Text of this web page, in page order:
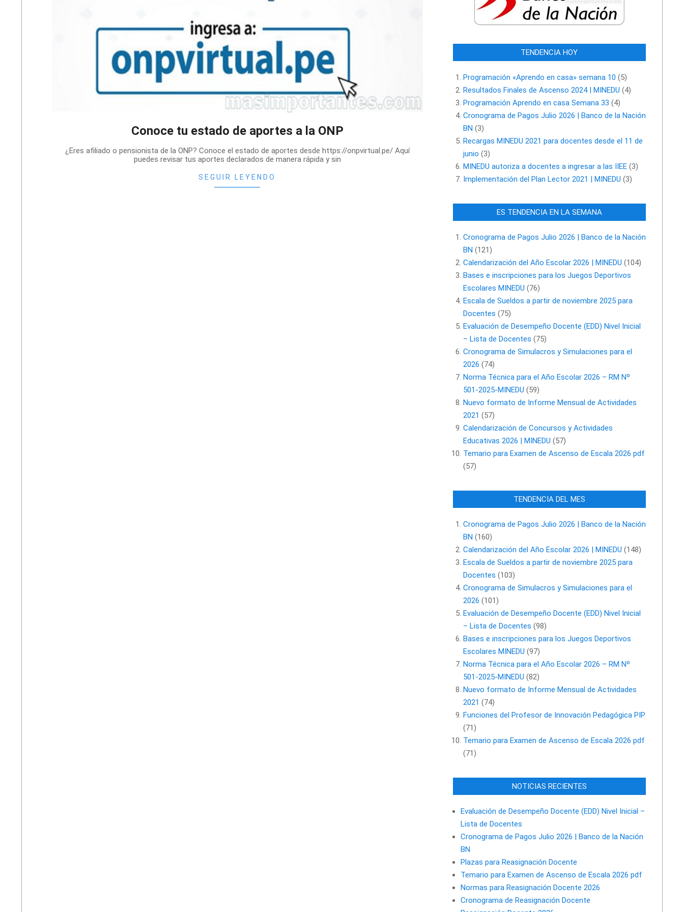
Conoce tu estado de aportes a la ONP
¿Eres afiliado o pensionista de la ONP? Conoce el estado de aportes desde https://onpvirtual.pe/ Aquí
puedes revisar tus aportes declarados de manera rápida y sin
SEGUIR LEYENDO
TENDENCIA HOY
Programación «Aprendo en casa» semana 10 (5)
Resultados Finales de Ascenso 2024 | MINEDU (4)
Programación Aprendo en casa Semana 33 (4)
Cronograma de Pagos Julio 2026 | Banco de la Nación
BN (3)
Recargas MINEDU 2021 para docentes desde el 11 de
junio (3)
MINEDU autoriza a docentes a ingresar a las IIEE(3)
Implementación del Plan Lector 2021 | MINEDU (3)
ES TENDENCIA EN LA SEMANA
Cronograma de Pagos Julio 2026 | Banco de la Nación
BN (121)
Calendarización del Año Escolar 2026 | MINEDU (104)
Bases e inscripciones para los Juegos Deportivos
Escolares MINEDU (76)
Escala de Sueldos a partir de noviembre 2025 para
Docentes (75)
Evaluación de Desempeño Docente (EDD) Nivel Inicial
– Lista de Docentes (75)
Cronograma de Simulacros y Simulaciones para el
2026 (74)
Norma Técnica para el Año Escolar 2026 – RM Nº
501-2025-MINEDU (59)
Nuevo formato de Informe Mensual de Actividades
2021 (57)
Calendarización de Concursos y Actividades
Educativas 2026 | MINEDU (57)
Temario para Examen de Ascenso de Escala 2026 pdf
(57)
TENDENCIA DEL MES
Cronograma de Pagos Julio 2026 | Banco de la Nación
BN (160)
Calendarización del Año Escolar 2026 | MINEDU (148)
Escala de Sueldos a partir de noviembre 2025 para
Docentes (103)
Cronograma de Simulacros y Simulaciones para el
2026 (101)
Evaluación de Desempeño Docente (EDD) Nivel Inicial
– Lista de Docentes (98)
Bases e inscripciones para los Juegos Deportivos
Escolares MINEDU (97)
Norma Técnica para el Año Escolar 2026 – RM Nº
501-2025-MINEDU (82)
Nuevo formato de Informe Mensual de Actividades
2021 (74)
Funciones del Profesor de Innovación Pedagógica PIP
(71)
Temario para Examen de Ascenso de Escala 2026 pdf
(71)
NOTICIAS RECIENTES
Evaluación de Desempeño Docente (EDD) Nivel Inicial –
Lista de Docentes
Cronograma de Pagos Julio 2026 | Banco de la Nación
BN
Plazas para Reasignación Docente
Temario para Examen de Ascenso de Escala 2026 pdf
Normas para Reasignación Docente 2026
Cronograma de Reasignación Docente